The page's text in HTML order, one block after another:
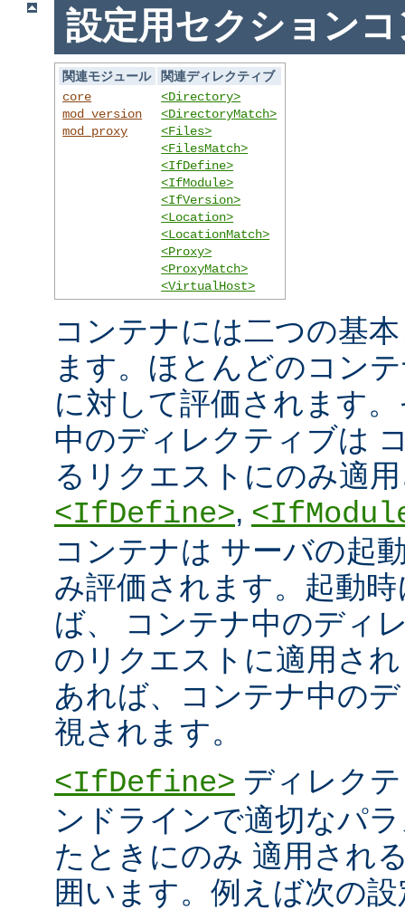
設定用セクション
関連モジュール
関連ディレクティブ
core
mod_version
mod_proxy
<Directory>
<DirectoryMatch>
<Files>
<FilesMatch>
<IfDefine>
<IfModule>
<IfVersion>
<Location>
<LocationMatch>
<Proxy>
<ProxyMatch>
<VirtualHost>
コンテナには二つの基
ます。ほとんどのコン
に対して評価されます
中のディレクティブは
るリクエストにのみ適
<IfDefine>,
コンテナは サーバの起
み評価されます。起動
ば、 コンテナ中のディ
のリクエストに適用さ
あれば、コンテナ中の
視されます。
<IfDefine> ディレク
ンドラインで適切なパ
たときにのみ 適用され
囲います。例えば次の